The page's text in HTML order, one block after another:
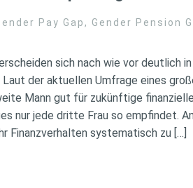
Pay Gap , Gender Pension
sich nach wie vor deutlich
Laut der aktuellen Umfrage eines
Mann gut für zukünftige
nur jede dritte Frau so empfindet.
Finanzverhalten systematisch zu […]